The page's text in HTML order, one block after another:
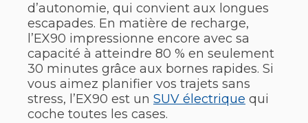
d’autonomie, qui convient aux longues
escapades. En matière de recharge,
l’EX90 impressionne encore avec sa
capacité à atteindre 80 % en seulement
30 minutes grâce aux bornes rapides. Si
vous aimez planifier vos trajets sans
stress, l’EX90 est un SUV électrique qui
coche toutes les cases.